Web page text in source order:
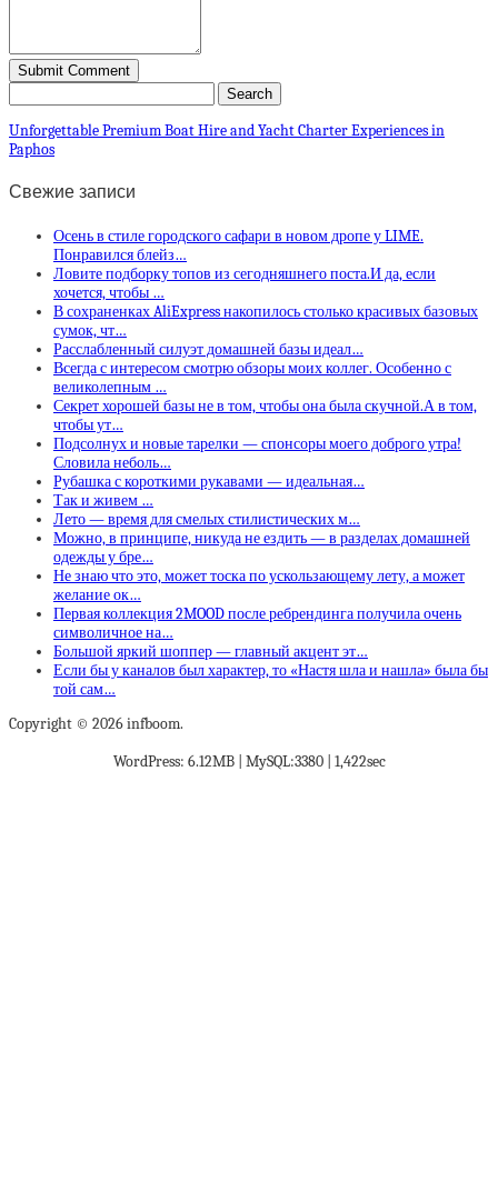
Unforgettable Premium Boat Hire and Yacht Charter Experiences in
Paphos
Свежие записи
Осень в стиле городского сафари в новом дропе у LIME.
Понравился блейз…
Ловите подборку топов из сегодняшнего поста.И да, если
хочется, чтобы …
В сохраненках AliExpress накопилось столько красивых базовых
сумок, чт…
Расслабленный силуэт домашней базы идеал…
Всегда с интересом смотрю обзоры моих коллег. Особенно с
великолепным …
Секрет хорошей базы не в том, чтобы она была скучной.А в том,
чтобы ут…
Подсолнух и новые тарелки — спонсоры моего доброго утра!
Словила неболь…
Рубашка с короткими рукавами — идеальная…
Так и живем …
Лето — время для смелых стилистических м…
Можно, в принципе, никуда не ездить — в разделах домашней
одежды у бре…
Не знаю что это, может тоска по ускользающему лету, а может
желание ок…
Первая коллекция 2MOOD после ребрендинга получила очень
символичное на…
Большой яркий шоппер — главный акцент эт…
Если бы у каналов был характер, то «Настя шла и нашла» была бы
той сам…
Copyright © 2026 infboom.
WordPress: 6.12MB | MySQL:3380 | 1,422sec